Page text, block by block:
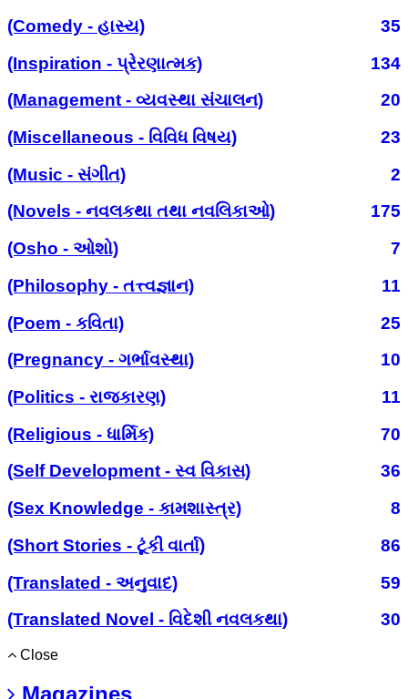
(Comedy - હાસ્ય)
35
(Inspiration - પ્રેરણાત્મક)
134
(Management - વ્યવસ્થા સંચાલન)
20
(Miscellaneous - વિવિધ વિષય)
23
(Music - સંગીત)
2
(Novels - નવલકથા તથા નવલિકાઓ)
175
(Osho - ઓશો)
7
(Philosophy - તત્ત્વજ્ઞાન)
11
(Poem - કવિતા)
25
(Pregnancy - ગર્ભાવસ્થા)
10
(Politics - રાજકારણ)
11
(Religious - ધાર્મિક)
70
(Self Development - સ્વ વિકાસ)
36
(Sex Knowledge - કામશાસ્ત્ર)
8
(Short Stories - ટૂંકી વાર્તા)
86
(Translated - અનુવાદ)
59
(Translated Novel - વિદેશી નવલકથા)
30
Close
Magazines